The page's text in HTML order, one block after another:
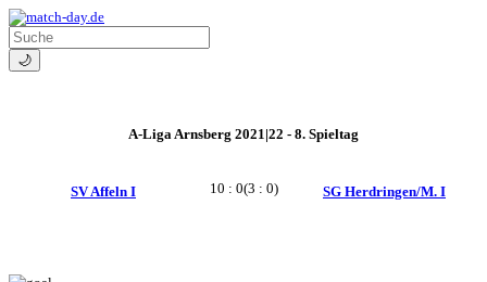
🌙
A-Liga Arnsberg 2021|22 - 8. Spieltag
SV Affeln I 10 : 0(3 : 0) SG Herdringen/M. I